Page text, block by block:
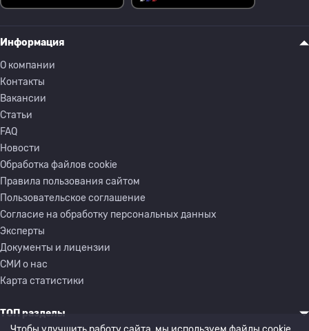
Информация
О компании
Контакты
Вакансии
Статьи
FAQ
Новости
Обработка файлов cookie
Правила пользования сайтом
Пользовательское соглашение
Согласие на обработку персональных данных
Эксперты
Документы и лицензии
СМИ о нас
Карта статистики
ТОП разделы